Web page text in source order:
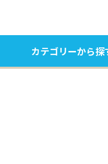
カテゴリーから探